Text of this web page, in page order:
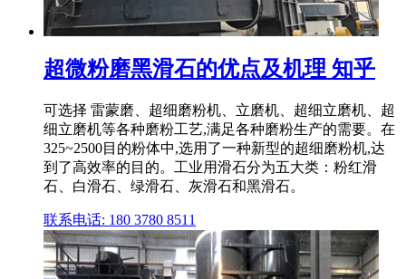
超微粉磨黑滑石的优点及机理 知乎
可选择 雷蒙磨、超细磨粉机、立磨机、超细立磨机、超
细立磨机等各种磨粉工艺,满足各种磨粉生产的需要。在
325~2500目的粉体中,选用了一种新型的超细磨粉机,达
到了高效率的目的。工业用滑石分为五大类：粉红滑
石、白滑石、绿滑石、灰滑石和黑滑石。
联系电话: 180 3780 8511